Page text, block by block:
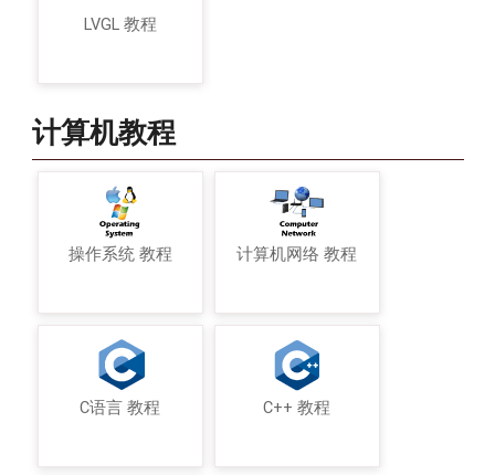
LVGL 教程
计算机教程
操作系统 教程 计算机网络 教程
C语言 教程 C++ 教程